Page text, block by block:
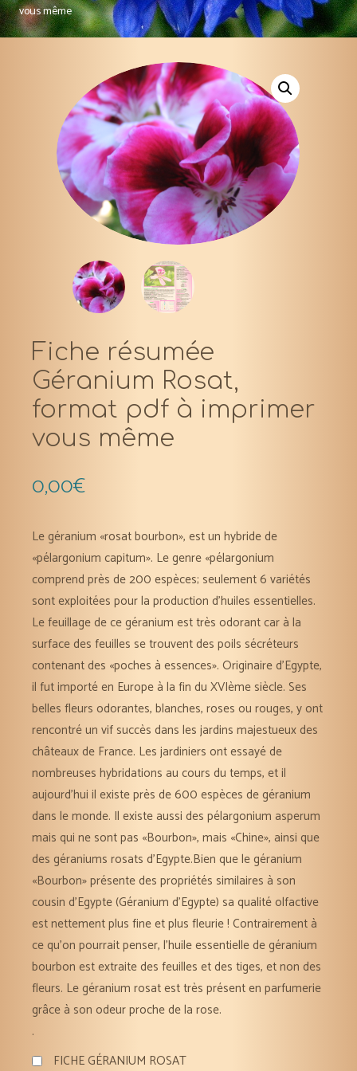
vous même
Fiche résumée
Géranium Rosat,
format pdf à imprimer
vous même
0,00€
Le géranium «rosat bourbon», est un hybride de
«pélargonium capitum». Le genre «pélargonium
comprend près de 200 espèces; seulement 6 variétés
sont exploitées pour la production d’huiles essentielles.
Le feuillage de ce géranium est très odorant car à la
surface des feuilles se trouvent des poils sécréteurs
contenant des «poches à essences». Originaire d’Egypte,
il fut importé en Europe à la fin du XVIème siècle. Ses
belles fleurs odorantes, blanches, roses ou rouges, y ont
rencontré un vif succès dans les jardins majestueux des
châteaux de France. Les jardiniers ont essayé de
nombreuses hybridations au cours du temps, et il
aujourd’hui il existe près de 600 espèces de géranium
dans le monde. Il existe aussi des pélargonium asperum
mais qui ne sont pas «Bourbon», mais «Chine», ainsi que
des géraniums rosats d’Egypte.Bien que le géranium
«Bourbon» présente des propriétés similaires à son
cousin d’Egypte (Géranium d’Egypte) sa qualité olfactive
est nettement plus fine et plus fleurie ! Contrairement à
ce qu’on pourrait penser, l’huile essentielle de géranium
bourbon est extraite des feuilles et des tiges, et non des
fleurs. Le géranium rosat est très présent en parfumerie
grâce à son odeur proche de la rose.
.
FICHE GÉRANIUM ROSAT